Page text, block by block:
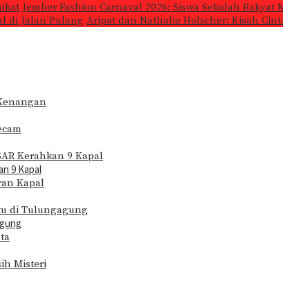
Jember Fashion Carnaval 2026: Siswa Sekolah Rakyat
di Jalan Pulang Aripat dan Nathalie Holscher: Kisah
9 Kapal